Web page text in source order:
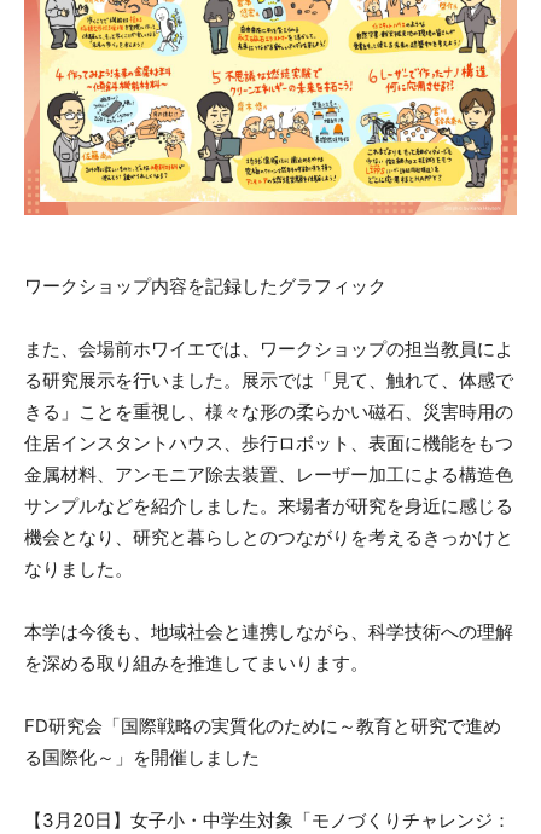
ワークショップ内容を記録したグラフィック
また、会場前ホワイエでは、ワークショップの担当教員によ
る研究展示を行いました。展示では「見て、触れて、体感で
きる」ことを重視し、様々な形の柔らかい磁石、災害時用の
住居インスタントハウス、歩行ロボット、表面に機能をもつ
金属材料、アンモニア除去装置、レーザー加工による構造色
サンプルなどを紹介しました。来場者が研究を身近に感じる
機会となり、研究と暮らしとのつながりを考えるきっかけと
なりました。
本学は今後も、地域社会と連携しながら、科学技術への理解
を深める取り組みを推進してまいります。
FD研究会「国際戦略の実質化のために～教育と研究で進め
る国際化～」を開催しました
【3月20日】女子小・中学生対象「モノづくりチャレンジ：